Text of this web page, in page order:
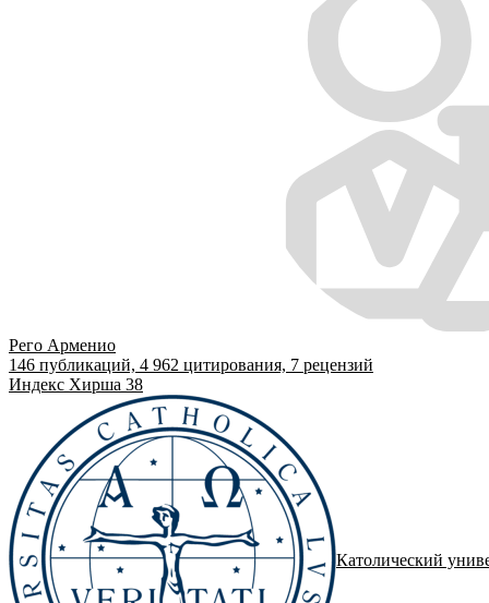
Рего Арменио
146 публикаций, 4 962 цитирования, 7 рецензий
Индекс Хирша 38
Католический